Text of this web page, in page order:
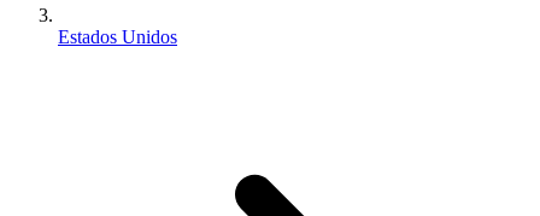
Estados Unidos